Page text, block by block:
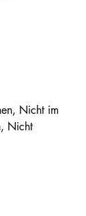
Nicht im
Nicht